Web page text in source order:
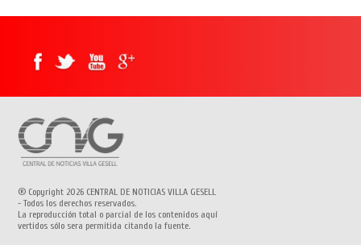
® Copyright 2026 CENTRAL DE NOTICIAS VILLA GESELL
- Todos los derechos reservados.
La reproducción total o parcial de los contenidos aquí
vertidos sólo sera permitida citando la fuente.